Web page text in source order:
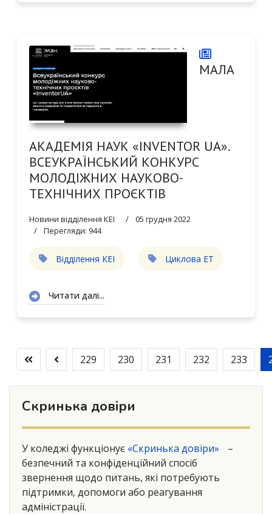
МАЛА
АКАДЕМІЯ НАУК «INVENTOR UA».
ВСЕУКРАЇНСЬКИЙ КОНКУРС
МОЛОДІЖНИХ НАУКОВО-
ТЕХНІЧНИХ ПРОЄКТІВ
Новини відділення КЕІ
05 грудня 2022
Перегляди: 944
Відділення КЕІ Циклова ЕТ
Читати далі...
229 230 231 232 233
Скринька довіри
У коледжі функціонує «Скринька довіри»
–
безпечний та конфіденційний спосіб
звернення щодо питань, які потребують
підтримки, допомоги або реагування
адміністрації.